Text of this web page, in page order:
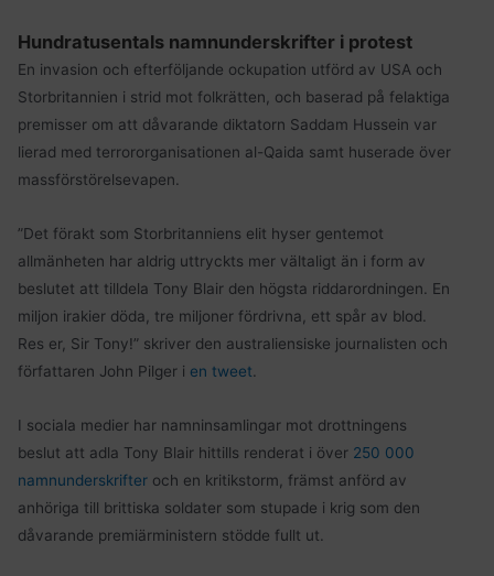
Hundratusentals namnunderskrifter i protest
En invasion och efterföljande ockupation utförd av USA och
Storbritannien i strid mot folkrätten, och baserad på felaktiga
premisser om att dåvarande diktatorn Saddam Hussein var
lierad med terrororganisationen al-Qaida samt huserade över
massförstörelsevapen.
”Det förakt som Storbritanniens elit hyser gentemot
allmänheten har aldrig uttryckts mer vältaligt än i form av
beslutet att tilldela Tony Blair den högsta riddarordningen. En
miljon irakier döda, tre miljoner fördrivna, ett spår av blod.
Res er, Sir Tony!” skriver den australiensiske journalisten och
författaren John Pilger i en tweet.
I sociala medier har namninsamlingar mot drottningens
beslut att adla Tony Blair hittills renderat i över 250 000
namnunderskrifter och en kritikstorm, främst anförd av
anhöriga till brittiska soldater som stupade i krig som den
dåvarande premiärministern stödde fullt ut.